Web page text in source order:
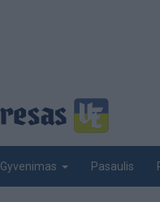
Gyvenimas Pasaulis